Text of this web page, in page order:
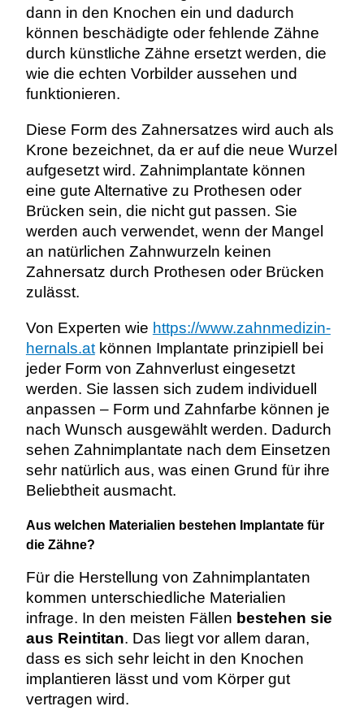
dann in den Knochen ein und dadurch
können beschädigte oder fehlende Zähne
durch künstliche Zähne ersetzt werden, die
wie die echten Vorbilder aussehen und
funktionieren.
Diese Form des Zahnersatzes wird auch als
Krone bezeichnet, da er auf die neue Wurzel
aufgesetzt wird. Zahnimplantate können
eine gute Alternative zu Prothesen oder
Brücken sein, die nicht gut passen. Sie
werden auch verwendet, wenn der Mangel
an natürlichen Zahnwurzeln keinen
Zahnersatz durch Prothesen oder Brücken
zulässt.
Von Experten wie https://www.zahnmedizin-
hernals.atkönnen Implantate prinzipiell bei
jeder Form von Zahnverlust eingesetzt
werden. Sie lassen sich zudem individuell
anpassen – Form und Zahnfarbe können je
nach Wunsch ausgewählt werden. Dadurch
sehen Zahnimplantate nach dem Einsetzen
sehr natürlich aus, was einen Grund für ihre
Beliebtheit ausmacht.
Aus welchen Materialien bestehen Implantate für
die Zähne?
Für die Herstellung von Zahnimplantaten
kommen unterschiedliche Materialien
infrage. In den meisten Fällen bestehen sie
aus Reintitan. Das liegt vor allem daran,
dass es sich sehr leicht in den Knochen
implantieren lässt und vom Körper gut
vertragen wird.